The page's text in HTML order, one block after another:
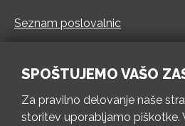
Seznam poslovalnic
PON – PET 8 – 18 h / SOB 8 – 12
SPOŠTUJEMO VAŠO
Za pravilno delovanje naše
storitev uporabljamo piškotke.